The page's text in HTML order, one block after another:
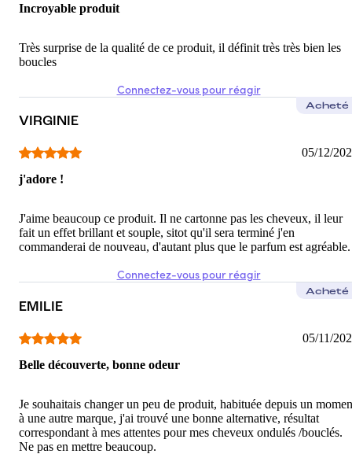
Incroyable produit
Très surprise de la qualité de ce produit, il définit très très bien les
boucles
Connectez-vous pour réagir
VIRGINIE
Acheté
05/12/
j'adore !
J'aime beaucoup ce produit. Il ne cartonne pas les cheveux, il leur
fait un effet brillant et souple, sitot qu'il sera terminé j'en
commanderai de nouveau, d'autant plus que le parfum est agréable.
Connectez-vous pour réagir
EMILIE
Acheté
05/11/
Belle découverte, bonne odeur
Je souhaitais changer un peu de produit, habituée depuis un
à une autre marque, j'ai trouvé une bonne alternative, résultat
correspondant à mes attentes pour mes cheveux ondulés /bouclés.
Ne pas en mettre beaucoup.